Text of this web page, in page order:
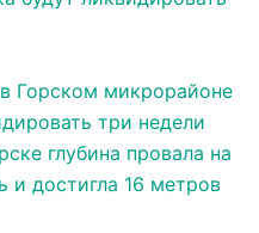
Горском микрорайоне
три недели